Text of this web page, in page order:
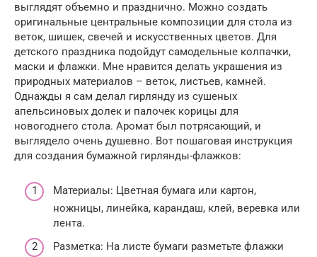
выглядят объемно и празднично. Можно создать
оригинальные центральные композиции для стола из
веток, шишек, свечей и искусственных цветов. Для
детского праздника подойдут самодельные колпачки,
маски и флажки. Мне нравится делать украшения из
природных материалов – веток, листьев, камней.
Однажды я сам делал гирлянду из сушеных
апельсиновых долек и палочек корицы для
новогоднего стола. Аромат был потрясающий, и
выглядело очень душевно. Вот пошаговая инструкция
для создания бумажной гирлянды-флажков:
Материалы: Цветная бумага или картон,
ножницы, линейка, карандаш, клей, веревка или
лента.
Разметка: На листе бумаги разметьте флажки